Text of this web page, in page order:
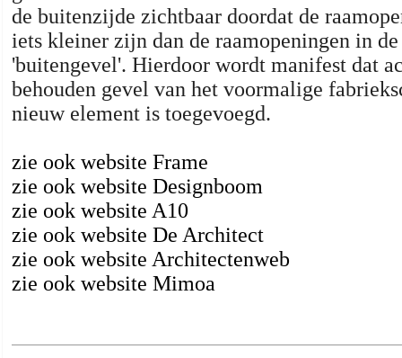
de buitenzijde zichtbaar doordat de
iets kleiner zijn dan de raamopeningen in
'buitengevel'. Hierdoor wordt manifest dat
behouden gevel van het voormalige
nieuw element is toegevoegd.
zie ook website Frame
zie ook website Designboom
zie ook website A10
zie ook website De Architect
zie ook website Architectenweb
zie ook website Mimoa